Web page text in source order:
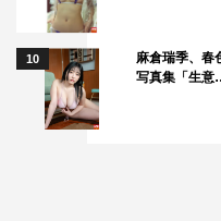
信じています。私は、
BiSを愛してくれている
を良いなと思ってくれた
きく大きくしていきたい
10
麻倉瑞季、
写真集「生意